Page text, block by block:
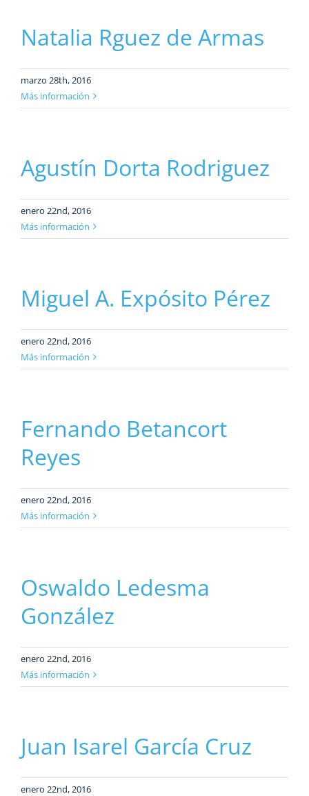
Natalia Rguez de Armas
marzo 28th, 2016
Más información
Agustín Dorta Rodriguez
enero 22nd, 2016
Más información
Miguel A. Expósito Pérez
enero 22nd, 2016
Más información
Fernando Betancort
Reyes
enero 22nd, 2016
Más información
Oswaldo Ledesma
González
enero 22nd, 2016
Más información
Juan Isarel García Cruz
enero 22nd, 2016